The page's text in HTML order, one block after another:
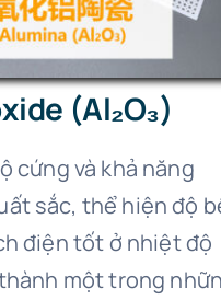
(Al₂O₃)
cứng và khả năng
sắc, thể hiện độ
điện tốt ở nhiệt độ
một trong